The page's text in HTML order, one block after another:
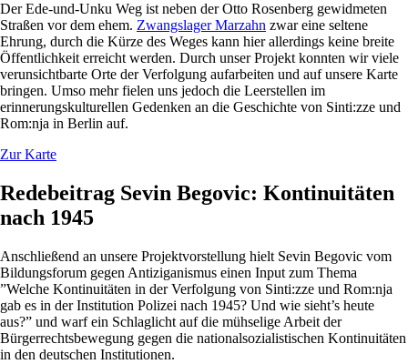
Der Ede-und-Unku Weg ist neben der Otto Rosenberg gewidmeten
Straßen vor dem ehem. Zwangslager Marzahn zwar eine seltene
Ehrung, durch die Kürze des Weges kann hier allerdings keine breite
Öffentlichkeit erreicht werden. Durch unser Projekt konnten wir viele
verunsichtbarte Orte der Verfolgung aufarbeiten und auf unsere Karte
bringen. Umso mehr fielen uns jedoch die Leerstellen im
erinnerungskulturellen Gedenken an die Geschichte von Sinti:zze und
Rom:nja in Berlin auf.
Zur Karte
Redebeitrag Sevin Begovic: Kontinuitäten
nach 1945
Anschließend an unsere Projektvorstellung hielt Sevin Begovic vom
Bildungsforum gegen Antiziganismus einen Input zum Thema
”Welche Kontinuitäten in der Verfolgung von Sinti:zze und Rom:nja
gab es in der Institution Polizei nach 1945? Und wie sieht’s heute
aus?” und warf ein Schlaglicht auf die mühselige Arbeit der
Bürgerrechtsbewegung gegen die nationalsozialistischen Kontinuitäten
in den deutschen Institutionen.